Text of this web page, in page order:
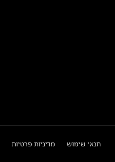
תנאי שימוש מדיניות פרטיות